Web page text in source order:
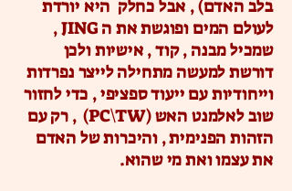
בלב האדם) , אבל כחלק היא יורדת
לעולם המים ופוגשת את ה JING ,
שמכיל מבנה , קוד , אישיות ולכן
דורשת למעשה מתחילה לייצר נפרדות
וייחודיות עם ייעוד ספציפי , כדי לחזור
שוב לאלמנט האש (PC\TW) , רק עם
הזהות הפנימית , והיכרות של האדם
את עצמו ואת מי שהוא.